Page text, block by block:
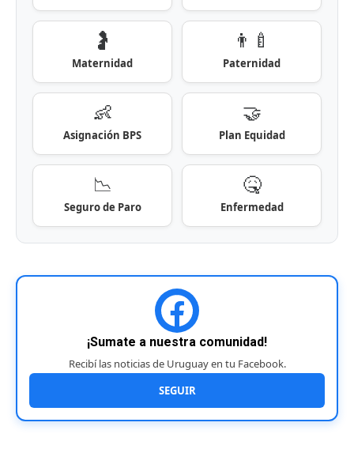
🤰
Maternidad
👨‍🍼
Paternidad
👶
Asignación BPS
🤝
Plan Equidad
📉
Seguro de Paro
🤒
Enfermedad
¡Sumate a nuestra comunidad!
Recibí las noticias de Uruguay en tu Facebook.
SEGUIR